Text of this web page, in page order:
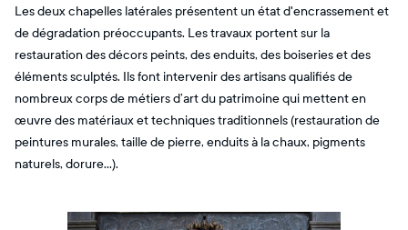
Les deux chapelles latérales présentent un état d'encrassement et
de dégradation préoccupants. Les travaux portent sur la
restauration des décors peints, des enduits, des boiseries et des
éléments sculptés. Ils font intervenir des artisans qualifiés de
nombreux corps de métiers d’art du patrimoine qui mettent en
œuvre des matériaux et techniques traditionnels (restauration de
peintures murales, taille de pierre, enduits à la chaux, pigments
naturels, dorure…).